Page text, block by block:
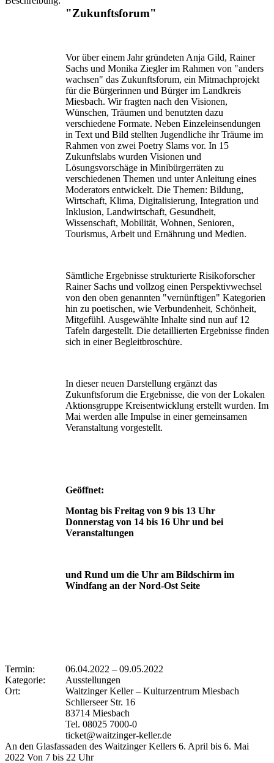
"Zukunftsforum"
Vor über einem Jahr gründeten Anja Gild, Rainer
Sachs und Monika Ziegler im Rahmen von "anders
wachsen" das Zukunftsforum, ein Mitmachprojekt
für die Bürgerinnen und Bürger im Landkreis
Miesbach. Wir fragten nach den Visionen,
Wünschen, Träumen und benutzten dazu
verschiedene Formate. Neben Einzeleinsendungen
in Text und Bild stellten Jugendliche ihr Träume im
Rahmen von zwei Poetry Slams vor. In 15
Zukunftslabs wurden Visionen und
Lösungsvorschäge in Minibürgerräten zu
verschiedenen Themen und unter Anleitung eines
Moderators entwickelt. Die Themen: Bildung,
Wirtschaft, Klima, Digitalisierung, Integration und
Inklusion, Landwirtschaft, Gesundheit,
Wissenschaft, Mobilität, Wohnen, Senioren,
Tourismus, Arbeit und Ernährung und Medien.
Sämtliche Ergebnisse strukturierte Risikoforscher
Rainer Sachs und vollzog einen Perspektivwechsel
von den oben genannten "vernünftigen" Kategorien
hin zu poetischen, wie Verbundenheit, Schönheit,
Mitgefühl. Ausgewählte Inhalte sind nun auf 12
Tafeln dargestellt. Die detaillierten Ergebnisse finden
sich in einer Begleitbroschüre.
In dieser neuen Darstellung ergänzt das
Zukunftsforum die Ergebnisse, die von der Lokalen
Aktionsgruppe Kreisentwicklung erstellt wurden. Im
Mai werden alle Impulse in einer gemeinsamen
Veranstaltung vorgestellt.
Geöffnet:
Montag bis Freitag von 9 bis 13 Uhr
Donnerstag von 14 bis 16 Uhr und bei
Veranstaltungen
und Rund um die Uhr am Bildschirm im
Windfang an der Nord-Ost Seite
Termin: 06.04.2022 – 09.05.2022
Kategorie:
Ausstellungen
Ort:
Waitzinger Keller – Kulturzentrum Miesbach
Schlierseer Str. 16
83714 Miesbach
Tel. 08025 7000-0
ticket@waitzinger-keller.de
An den Glasfassaden des Waitzinger Kellers 6. April bis 6. Mai
2022 Von 7 bis 22 Uhr